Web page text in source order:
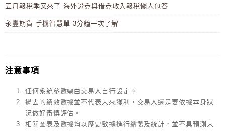
五月報稅季又來了 海外證券與借券收入報稅懶人包答
永豐期貨 手機智慧單 3分鐘一次了解
注意事項
任何系統參數需由交易人自行設定。
過去的績效數據並不代表未來獲利，交易人還是要依據本身狀
況做好審慎評估。
相關圖表及數據均以歷史數據進行繪製及統計，並不具預測未